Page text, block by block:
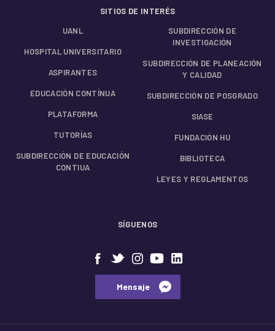
SITIOS DE INTERÉS
UANL
HOSPITAL UNIVERSITARIO
ASPIRANTES
EDUCACIÓN CONTÍNUA
PLATAFORMA
TUTORÍAS
SUBDIRECCIÓN DE EDUCACIÓN
CONTIUA
SUBDIRECCIÓN DE
INVESTIGACIÓN
SUBDIRECCIÓN DE PLANEACIÓN
Y CALIDAD
SUBDIRECCIÓN DE POSGRADO
SIASE
FUNDACIÓN HU
BIBLIOTECA
LEYES Y REGLAMENTOS
SÍGUENOS
⠀⠀Mensaje⠀